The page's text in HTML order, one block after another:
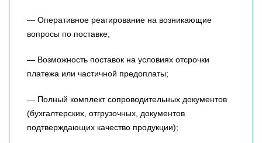
— Оперативное реагирование на возникающие
вопросы по поставке;
— Возможность поставок на условиях отсрочки
платежа или частичной предоплаты;
— Полный комплект сопроводительных документов
(бухгалтерских, отгрузочных, документов
подтверждающих качество продукции);